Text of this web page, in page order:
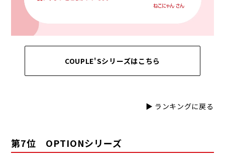
COUPLE'Sシリーズはこちら
▶ ランキングに戻る
第7位 OPTIONシリーズ